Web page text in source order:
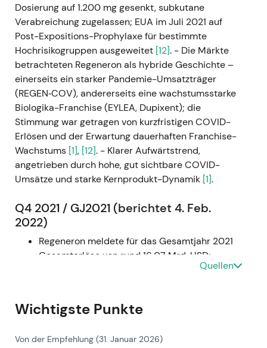
Dosierung auf 1.200 mg gesenkt, subkutane
Verabreichung zugelassen; EUA im Juli 2021 auf
Post-Expositions-Prophylaxe für bestimmte
Hochrisikogruppen ausgeweitet [12]. - Die Märkte
betrachteten Regeneron als hybride Geschichte –
einerseits ein starker Pandemie-Umsatzträger
(REGEN‑COV), andererseits eine wachstumsstarke
Biologika-Franchise (EYLEA, Dupixent); die
Stimmung war getragen von kurzfristigen COVID-
Erlösen und der Erwartung dauerhaften Franchise-
Wachstums [1], [12]. - Klarer Aufwärtstrend,
angetrieben durch hohe, gut sichtbare COVID-
Umsätze und starke Kernprodukt-Dynamik [1].
Q4 2021 / GJ2021 (berichtet 4. Feb.
2022)
Regeneron meldete für das Gesamtjahr 2021
Gesamterlöse von rund 16,07 Mrd. USD;
REGEN‑COV-Nettoumsätze in den USA
verzeichneten substanzielles Wachstum; der
Aktienrückkaufprogramm von bis zu 3,0 Mrd.
Quellen
Wichtigste Punkte
Von der Empfehlung (31. Januar 2026)